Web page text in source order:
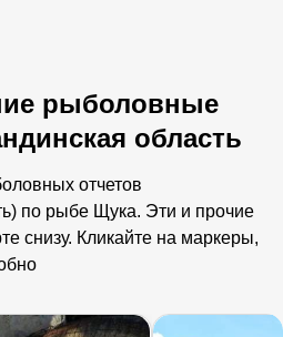
рыболовные
область
отчетов
по рыбе Щука. Эти и прочие
снизу. Кликайте на маркеры,